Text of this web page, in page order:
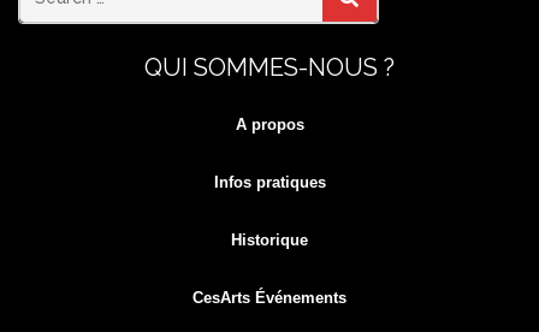
Search SEARCH
QUI SOMMES-NOUS ?
A propos
Infos pratiques
Historique
CesArts Événements